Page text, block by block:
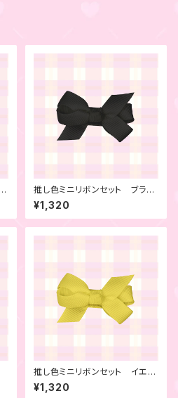
推し色ミニリボンセット ブラッ
ク 6本セット
¥1,320
推し色ミニリボンセット イエロ
ー 6本セット
¥1,320